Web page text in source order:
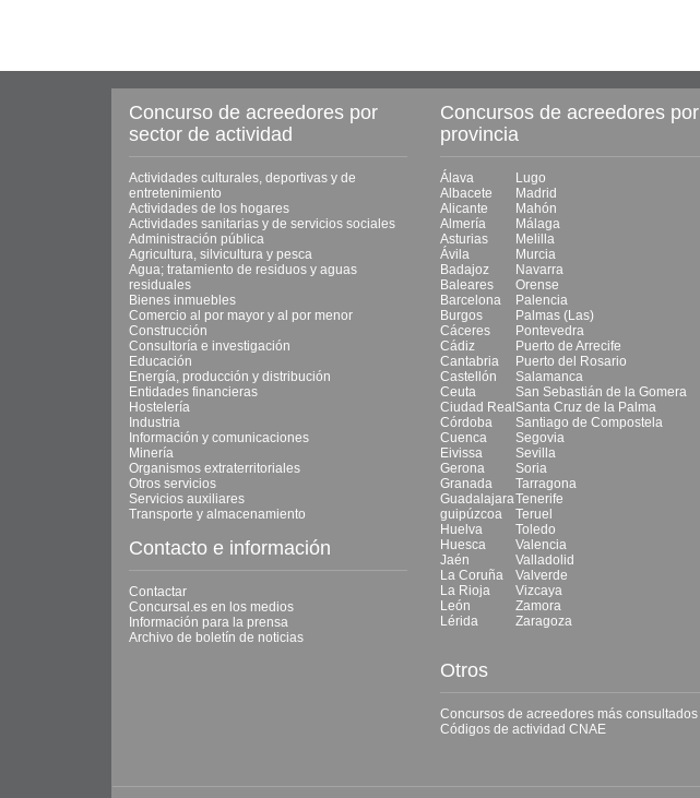
Concurso de acreedores por
sector de actividad
Actividades culturales, deportivas y de
entretenimiento
Actividades de los hogares
Actividades sanitarias y de servicios sociales
Administración pública
Agricultura, silvicultura y pesca
Agua; tratamiento de residuos y aguas
residuales
Bienes inmuebles
Comercio al por mayor y al por menor
Construcción
Consultoría e investigación
Educación
Energía, producción y distribución
Entidades financieras
Hostelería
Industria
Información y comunicaciones
Minería
Organismos extraterritoriales
Otros servicios
Servicios auxiliares
Transporte y almacenamiento
Contacto e información
Contactar
Concursal.es en los medios
Información para la prensa
Archivo de boletín de noticias
Concursos de acreedores por
provincia
Álava
Lugo
Albacete
Madrid
Alicante
Mahón
Almería
Málaga
Asturias
Melilla
Ávila
Murcia
Badajoz
Navarra
Baleares
Orense
Barcelona
Palencia
Burgos
Palmas (Las)
Cáceres
Pontevedra
Cádiz
Puerto de Arrecife
Cantabria
Puerto del Rosario
Castellón
Salamanca
Ceuta
San Sebastián de la Gomera
Ciudad Real Santa Cruz de la Palma
Córdoba
Santiago de Compostela
Cuenca
Segovia
Eivissa
Sevilla
Gerona
Soria
Granada
Tarragona
GuadalajaraTenerife
guipúzcoa
Teruel
Huelva
Toledo
Huesca
Valencia
Jaén
Valladolid
La Coruña
Valverde
La Rioja
Vizcaya
León
Zamora
Lérida
Zaragoza
Otros
Concursos de acreedores más consultados
Códigos de actividad CNAE